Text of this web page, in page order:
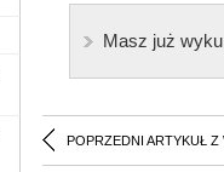
Masz już
POPRZEDNI ARTYKUŁ Z